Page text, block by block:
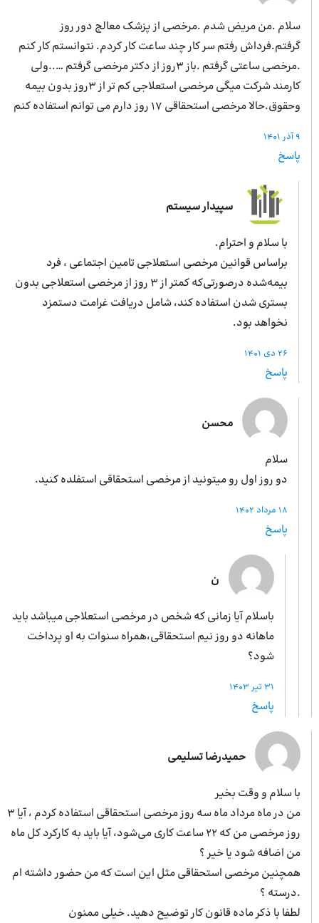
سلام .من مریض شدم .مرخصی از پزشک معالج دور روز
گرفتم.فرداش رفتم سر کار چند ساعت کار کردم. نتوانستم کار کنم
.مرخصی ساعتی گرفتم .باز 3روز از دکتر مرخصی گرفتم …..ولی
کارمند شرکت میگی مرخصی استعلاجی کم تر از 3روز بدون بیمه
وحقوق.حالا مرخصی استحقاقی 17 روز دارم می توانم استفاده کنم
9 آذر 1401
پاسخ
سپیدار سیستم
با سلام و احترام.
براساس قوانین مرخصی استعلاجی تامین اجتماعی ، فرد
بیمه‌شده درصورتی‌که کمتر از ۳ روز از مرخصی استعلاجی بدون
بستری شدن استفاده کند، شامل دریافت غرامت دستمزد
نخواهد بود.
26 دی 1401
پاسخ
محسن
سلام
دو روز اول رو میتونید از مرخصی استحقاقی استفلده کنید.
18 مرداد 1402
پاسخ
ن
باسلام آیا زمانی که شخص در مرخصی استعلاجی میباشد باید
ماهانه دو روز نیم استحقاقی،همراه سنوات به او پرداخت
شود؟
31 تیر 1403
پاسخ
حمیدرضا تسلیمی
با سلام و وقت بخیر
من در ماه مرداد ماه سه روز مرخصی استحقاقی استفاده کردم ، آیا ۳
روز مرخصی من که ۲۲ ساعت کاری می‌شود، آیا باید به کارکرد کل ماه
من اضافه شود یا خیر ؟
همچنین مرخصی استحقاقی مثل این است که من حضور داشته ام
.درسته ؟
لطفا با ذکر ماده قانون کار توضیح دهید. خیلی ممنون